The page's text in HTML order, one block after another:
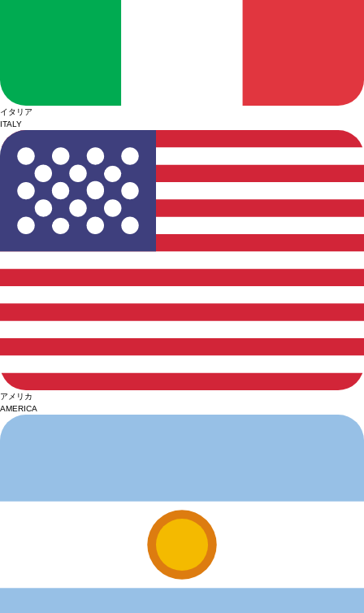
イタリア
ITALY
アメリカ
AMERICA